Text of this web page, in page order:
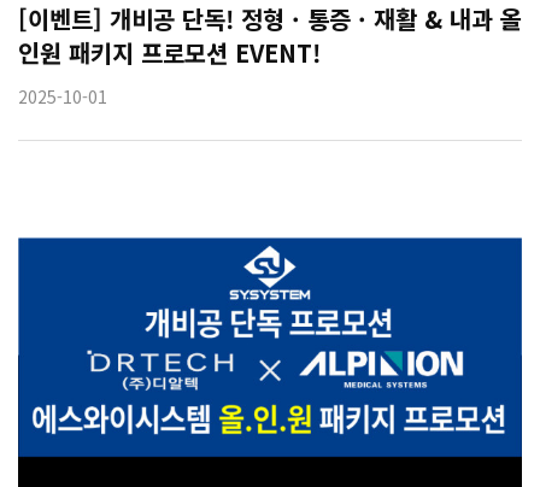
[이벤트] 개비공 단독! 정형 · 통증 · 재활 & 내과 올
인원 패키지 프로모션 EVENT!
2025-10-01